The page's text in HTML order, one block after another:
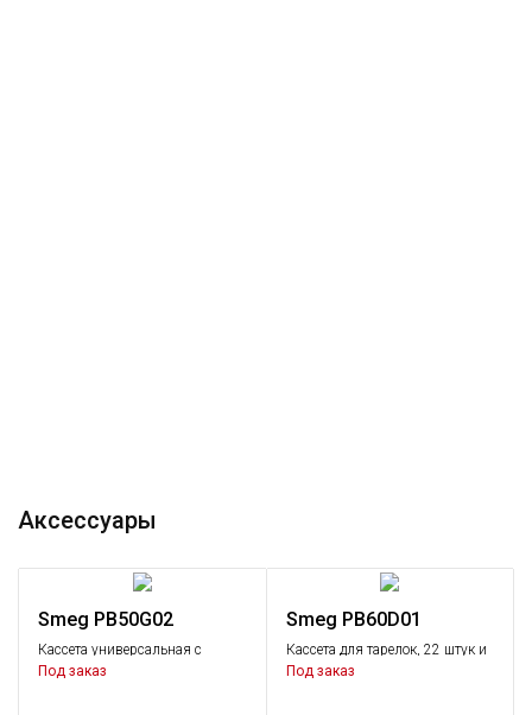
Аксессуары
Smeg PB50G02
Кассета универсальная с
плоским дном.
Под заказ
Smeg PB60D01
Кассета для тарелок, 22 штук и
Ø250 мм.
Под заказ